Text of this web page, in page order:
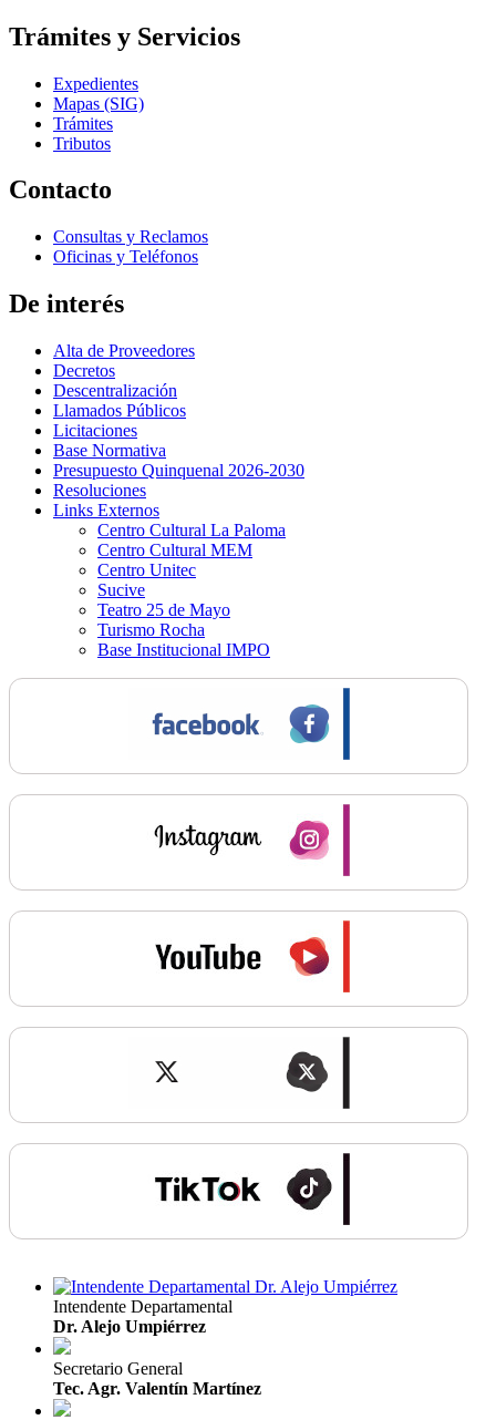
Trámites y Servicios
Expedientes
Mapas (SIG)
Trámites
Tributos
Contacto
Consultas y Reclamos
Oficinas y Teléfonos
De interés
Alta de Proveedores
Decretos
Descentralización
Llamados Públicos
Licitaciones
Base Normativa
Presupuesto Quinquenal 2026-2030
Resoluciones
Links Externos
Centro Cultural La Paloma
Centro Cultural MEM
Centro Unitec
Sucive
Teatro 25 de Mayo
Turismo Rocha
Base Institucional IMPO
Intendente Departamental
Dr. Alejo Umpiérrez
Secretario General
Tec. Agr. Valentín Martínez